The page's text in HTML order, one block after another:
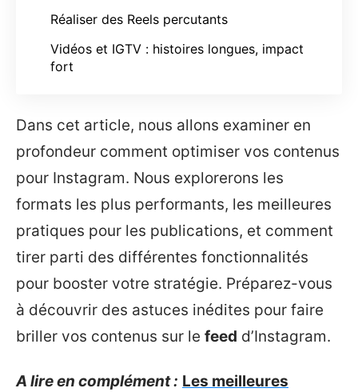
Réaliser des Reels percutants
Vidéos et IGTV : histoires longues, impact
fort
Dans cet article, nous allons examiner en
profondeur comment optimiser vos contenus
pour Instagram. Nous explorerons les
formats les plus performants, les meilleures
pratiques pour les publications, et comment
tirer parti des différentes fonctionnalités
pour booster votre stratégie. Préparez-vous
à découvrir des astuces inédites pour faire
briller vos contenus sur le feed d’Instagram.
A lire en complément : Les meilleures